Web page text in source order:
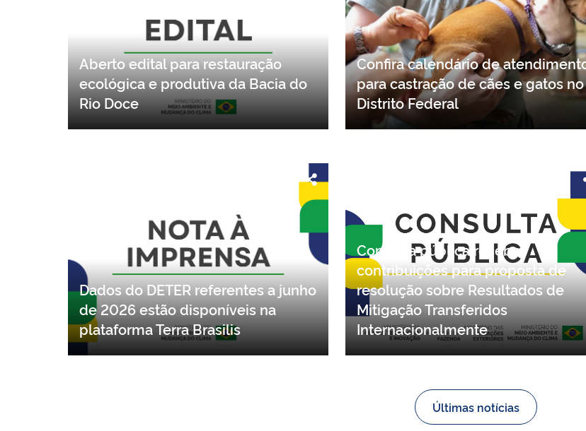
Aberto edital para restauração
ecológica e produtiva da Bacia do
Confira calendário de atendimento
para castração de cães e gatos no
Dados do DETER referentes a junho
de 2026 estão disponíveis na
Consulta pública recebe
contribuições para proposta de
resolução sobre Resultados de
Mitigação Transferidos